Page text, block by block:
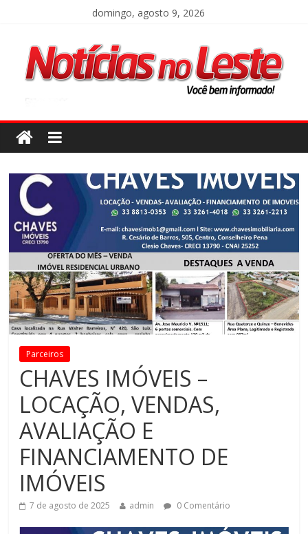
domingo, agosto 9, 2026
Parceiros
CHAVES IMÓVEIS –
LOCAÇÃO, VENDAS,
AVALIAÇÃO E
FINANCIAMENTO DE
IMÓVEIS
7 de agosto de 2025 admin 0 Comentário